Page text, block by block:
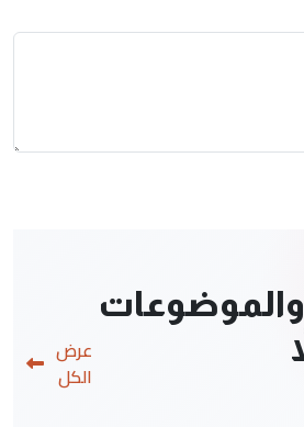
والموضوعات
عرض
الكل